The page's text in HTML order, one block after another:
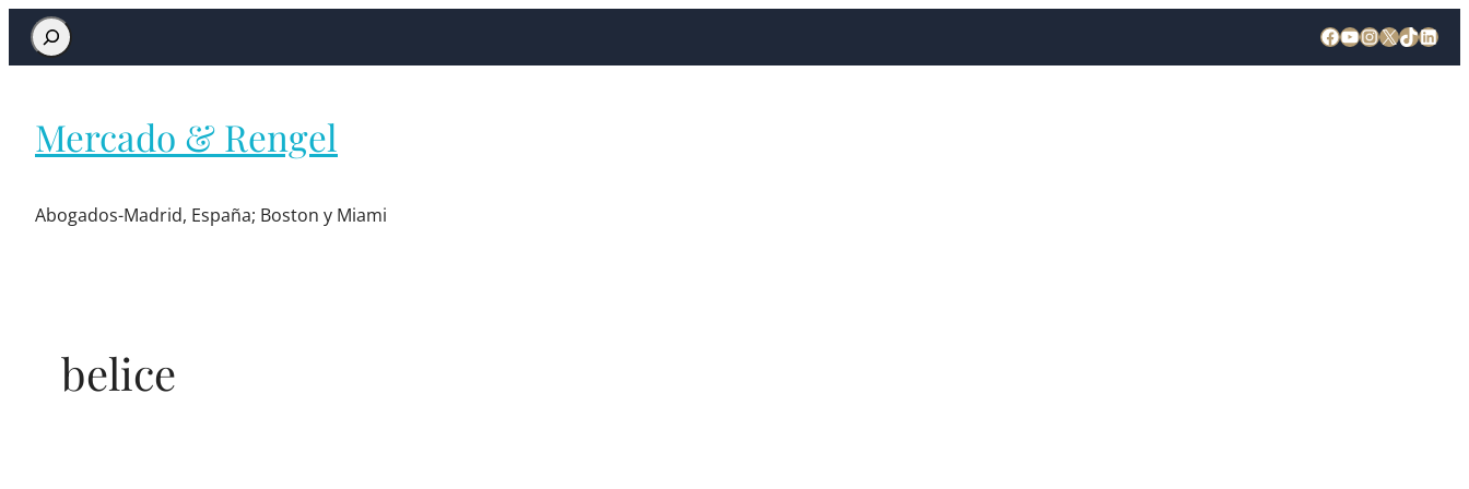
Mercado & Rengel
Abogados-Madrid, España; Boston y Miami
belice